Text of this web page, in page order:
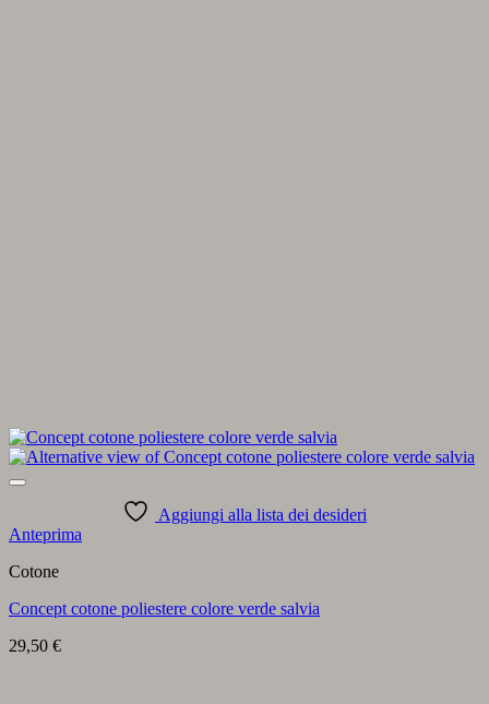
Aggiungi alla lista dei desideri
Anteprima
Cotone
Concept cotone poliestere colore verde salvia
29,50 €